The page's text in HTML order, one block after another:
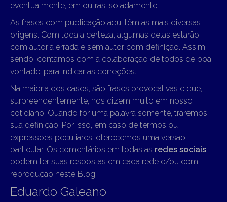
eventualmente, em outras isoladamente.
As frases com publicação aqui têm as mais diversas
origens. Com toda a certeza, algumas delas estarão
com autoria errada e sem autor com definição. Assim
sendo, contamos com a colaboração de todos de boa
vontade, para indicar as correções.
Na maioria dos casos, são frases provocativas e que,
surpreendentemente, nos dizem muito em nosso
cotidiano. Quando for uma palavra somente, traremos
sua definição. Por isso, em caso de termos ou
expressões peculiares, oferecemos uma versão
particular. Os comentários em todas as redes sociais
podem ter suas respostas em cada rede e/ou com
reprodução neste Blog.
Eduardo Galeano